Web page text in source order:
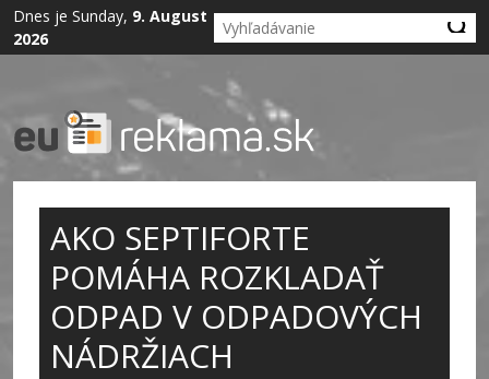
Dnes je Sunday, 9. August
2026
AKO SEPTIFORTE
POMÁHA ROZKLADAŤ
ODPAD V ODPADOVÝCH
NÁDRŽIACH